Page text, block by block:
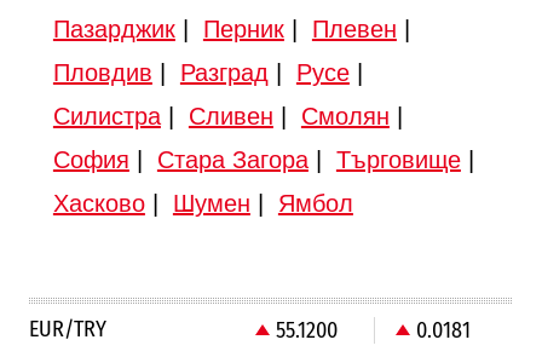
Пазарджик| Перник| Плевен
Пловдив
Разград Русе|
Силистра| Сливен Смолян
София
Стара Загора| Търговище|
Хасково| Шумен Ямбол
EUR/TRY 55.1200
0.0181